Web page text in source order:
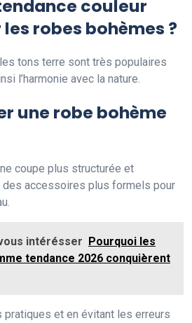
couleur
robes bohèmes ?
tons terre sont très populaires
l’harmonie avec la nature.
une robe bohème
coupe plus structurée et
des accessoires plus formels pour
intérésser Pourquoi les
tendance 2026 conquièrent
pratiques et en évitant les erreurs